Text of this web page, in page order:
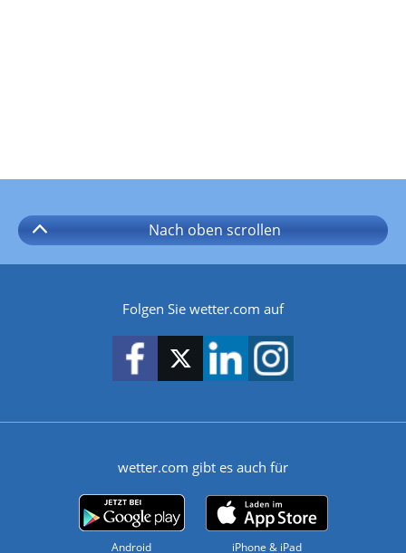
Nach oben scrollen
Folgen Sie wetter.com auf
wetter.com gibt es auch für
Android iPhone & iPad